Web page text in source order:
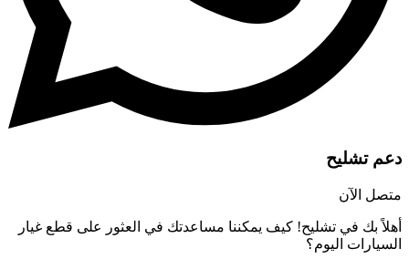
دعم تشليح
متصل الآن
أهلاً بك في تشليح! كيف يمكننا مساعدتك في العثور على قطع غيار
السيارات اليوم؟